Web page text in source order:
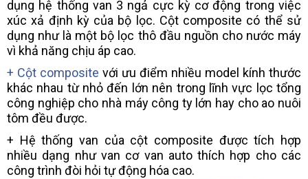
dụng hệ thống van 3 ngả cực kỳ cơ động trong việc
xúc xả định kỳ của bộ lọc. Cột composite có thể sử
dụng như là một bộ lọc thô đầu nguồn cho nước máy
vì khả năng chịu áp cao.
+ Cột composite với ưu điểm nhiều model kính thước
khác nhau từ nhỏ đến lớn nên trong lĩnh vực lọc tổng
công nghiệp cho nhà máy công ty lớn hay cho ao nuôi
tôm đều được.
+ Hệ thống van của cột composite được tích hợp
nhiều dạng như van cơ van auto thích hợp cho các
công trình đòi hỏi tự động hóa cao.